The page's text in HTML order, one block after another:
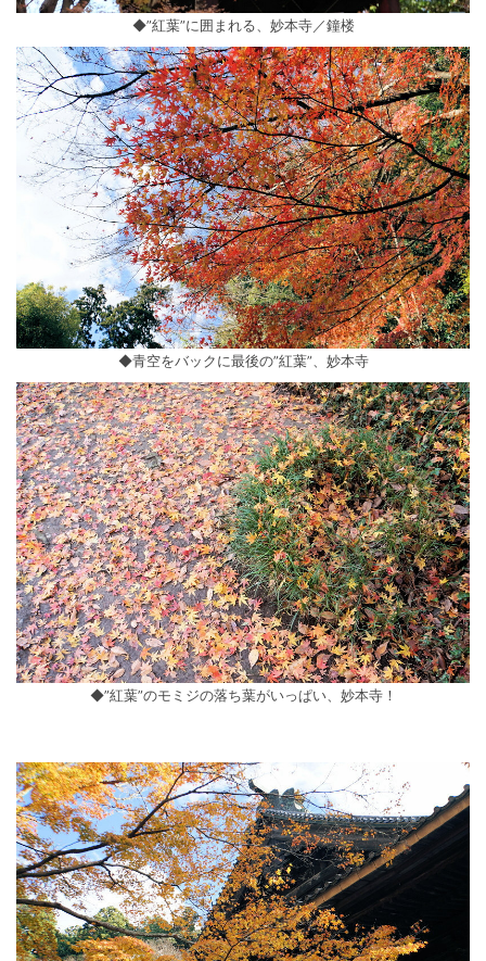
◆”紅葉”に囲まれる、妙本寺／鐘楼
◆青空をバックに最後の”紅葉”、妙本寺
◆”紅葉”のモミジの落ち葉がいっぱい、妙本寺！